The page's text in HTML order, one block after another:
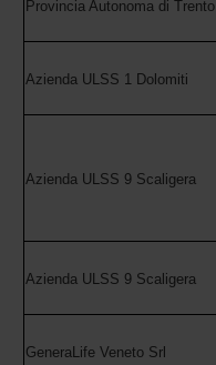
Provincia Autonoma di Trento
Azienda ULSS 1 Dolomiti
Azienda ULSS 9 Scaligera
Azienda ULSS 9 Scaligera
GeneraLife Veneto Srl